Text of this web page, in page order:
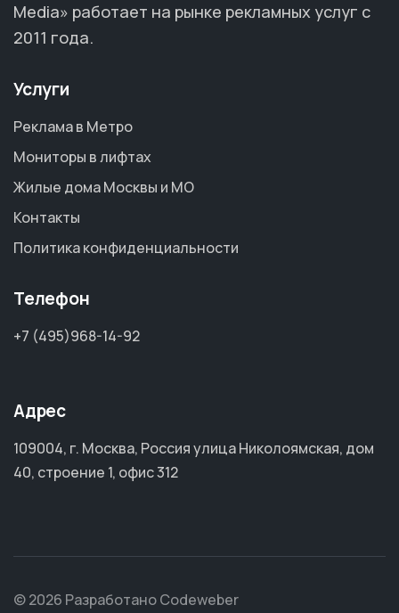
Media» работает на рынке рекламных услуг с
2011 года.
Услуги
Реклама в Метро
Мониторы в лифтах
Жилые дома Москвы и МО
Контакты
Политика конфиденциальности
Телефон
+7 (495)968-14-92
Адрес
109004, г. Москва, Россия улица Николоямская, дом
40, строение 1, офис 312
© 2026 Разработано Codeweber